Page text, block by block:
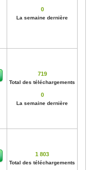
0
La semaine dernière
719
Total des téléchargements
0
La semaine dernière
1 803
Total des téléchargements